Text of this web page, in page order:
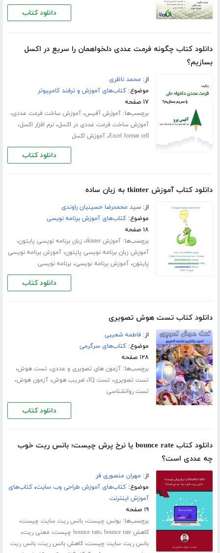
دانلود کتاب
دانلود کتاب چگونه فرمت عددی دلخواهمان را سریع در اکسل
بسازیم؟
از: محمد ناظری
موضوع:کتاب‌های آموزش و ترفند کامپیوتر
۱۷ صفحه
برچسب‌ها:آموزش آفیس،آموزش ساخت فرمت عددی،
آموزش ساخت فرمت عددی در اکسل،نرم افزار اکسل،
Excel format cell،آموزش اکسل
دانلود کتاب
دانلود کتاب آموزش tkinter به زبان ساده
از:سید محمدرضا حسینیان راوندی
موضوع:کتاب‌های آموزش برنامه نویسی
۱۸ صفحه
برچسب‌ها:آموزش tkinter ، زبان برنامه نویسی پایتون،
آموزش زبان برنامه نویسی پایتون،آموزش برنامه نویسی
پایتون،آموزش برنامه نویسی،برنامه نویسی
دانلود کتاب
دانلود کتاب تست هوش تصویری
از:فاطمه شعیبی
موضوع:کتاب‌های سرگرمی
۱۲۸ صفحه
برچسب‌ها:آزمون های تصویری و عددی، تست هوش،
تست تصویری، تست IQ ،ضریب هوش،آزمون هوش،
تست روانشناسی
دانلود کتاب
دانلود کتاب bounce rate یا نرخ پرش چیست؛ بانس ریت خوب
چه عددی است؟
از: مهران منصوری فر
موضوع:کتاب‌های آموزش طراحی وب سایت،کتاب‌های
آموزش اینترنت
۱۹ صفحه
برچسب‌ها:بونس چیست،بانس ریت سایت چیست،
کاهش bounce rate ، bounce rate چیست ، معنی ریت،
بانس ریت سایت چیست،کاهش بانس ریت،بانس ریت